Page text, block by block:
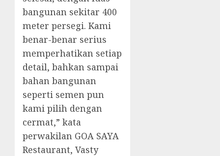
bangunan sekitar 400
meter persegi. Kami
benar-benar serius
memperhatikan setiap
detail, bahkan sampai
bahan bangunan
seperti semen pun
kami pilih dengan
cermat,” kata
perwakilan GOA SAYA
Restaurant, Vasty